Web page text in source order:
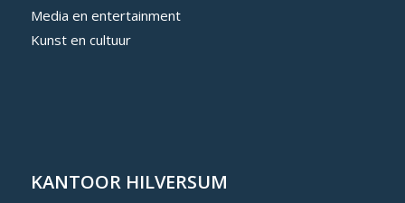
Media en entertainment
Kunst en cultuur
KANTOOR HILVERSUM